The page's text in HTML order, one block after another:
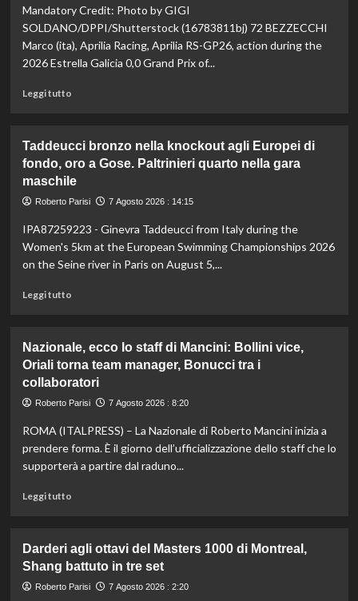
la
vetta:
anche
ad
del
mondo
Mandatory Credit: Photo by GIGI
SOLDANO/DPPI/Shutterstock (16783811bj) 72 BEZZECCHI
Marco (ita), Aprilia Racing, Aprilia RS-GP26, action during the
2026 Estrella Galicia 0,0 Grand Prix of...
Leggi tuttoLeggi
In
Gran
Bretagna
Bezzecchi
in
sella
ed
Practice
Taddeucci bronzo nella knockout agli Europei di
fondo, oro a Gose. Paltrinieri quarto nella gara
maschile
Roberto Parisi 7 Agosto 2026 : 14:15
IPA87259223 - Ginevra Taddeucci from Italy during the
Women's 5km at the European Swimming Championships 2026
on the Seine river in Paris on August 5,...
Leggi tuttoLeggi
Taddeucci
bronzo
nella
knockout
Europei
di
fondo,
nella
gara
maschile
Nazionale, ecco lo staff di Mancini: Bollini vice,
Oriali torna team manager, Bonucci tra i
collaboratori
Roberto Parisi 7 Agosto 2026 : 8:20
ROMA (ITALPRESS) – La Nazionale di Roberto Mancini inizia a
prendere forma. È il giorno dell’ufficializzazione dello staff che lo
supporterà a partire dal raduno...
Leggi tuttoLeggi
Nazionale,
ecco
lo
Darderi agli ottavi del Masters 1000 di Montreal,
Shang battuto in tre set
Roberto Parisi 7 Agosto 2026 : 2:20